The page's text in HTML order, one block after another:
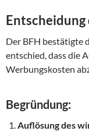
Entscheidung
Der BFH bestätigte
entschied, dass die
Werbungskosten
Begründung:
Auflösung des